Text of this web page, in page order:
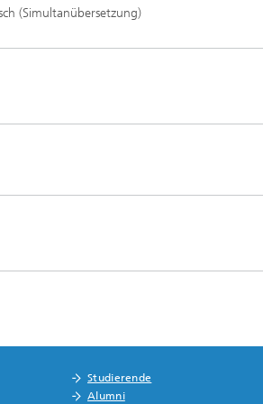
(Simultanübersetzung)
Studierende
Alumni